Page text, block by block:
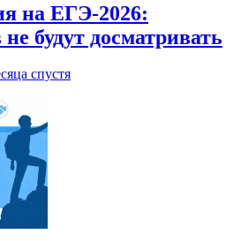
на ЕГЭ-2026:
будут досматривать
спустя